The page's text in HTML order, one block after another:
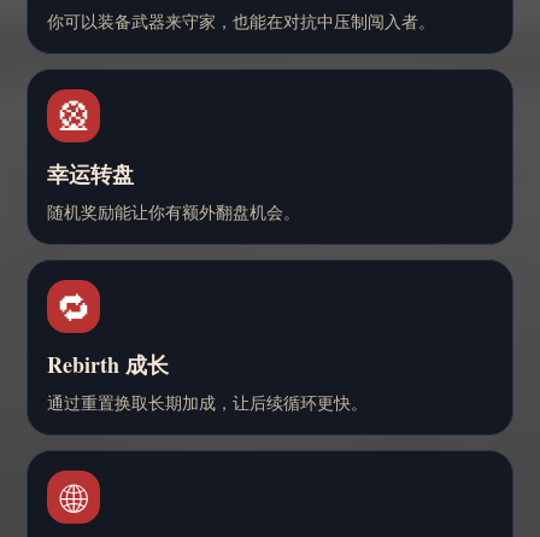
你可以装备武器来守家，也能在对抗中压制闯入者。
🎡
幸运转盘
随机奖励能让你有额外翻盘机会。
🔁
Rebirth 成长
通过重置换取长期加成，让后续循环更快。
🌐